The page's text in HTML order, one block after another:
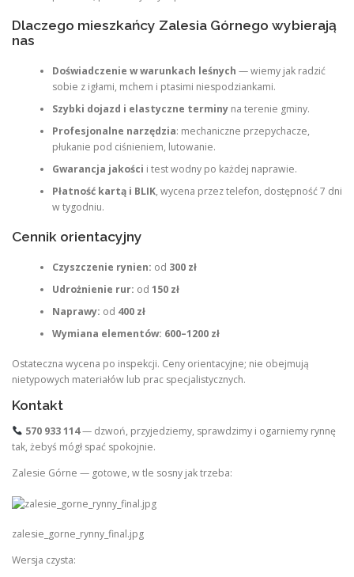
Dlaczego mieszkańcy Zalesia Górnego wybierają
nas
Doświadczenie w warunkach leśnych — wiemy jak radzić
sobie z igłami, mchem i ptasimi niespodziankami.
Szybki dojazd i elastyczne terminyna terenie gminy.
Profesjonalne narzędzia: mechaniczne przepychacze,
płukanie pod ciśnieniem, lutowanie.
Gwarancja jakości i test wodny po każdej naprawie.
Płatność kartą i BLIK, wycena przez telefon, dostępność 7 dni
w tygodniu.
Cennik orientacyjny
Czyszczenie rynien: od 300 zł
Udrożnienie rur: od 150 zł
Naprawy: od 400 zł
Wymiana elementów: 600–1200 zł
Ostateczna wycena po inspekcji. Ceny orientacyjne; nie obejmują
nietypowych materiałów lub prac specjalistycznych.
Kontakt
570 933 114— dzwoń, przyjedziemy, sprawdzimy i ogarniemy rynnę
tak, żebyś mógł spać spokojnie.
Zalesie Górne — gotowe, w tle sosny jak trzeba:
zalesie_gorne_rynny_final.jpg
Wersja czysta: